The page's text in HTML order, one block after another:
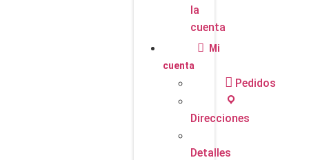
la
cuenta

Mi
cuenta
 Pedidos
Direcciones
Detalles